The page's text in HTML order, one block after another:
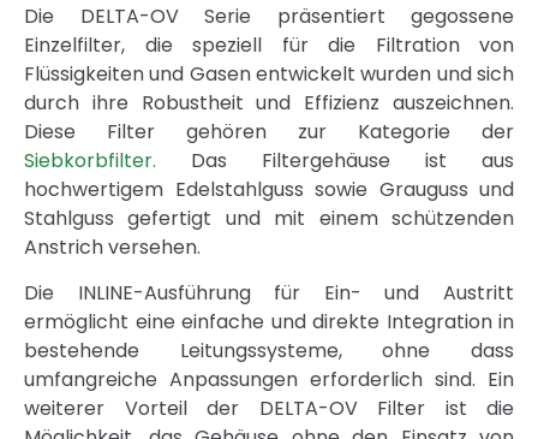
Die DELTA-OV Serie präsentiert gegossene
Einzelfilter, die speziell für die Filtration von
Flüssigkeiten und Gasen entwickelt wurden und sich
durch ihre Robustheit und Effizienz auszeichnen.
Diese Filter gehören zur Kategorie der
Siebkorbfilter. Das Filtergehäuse ist aus
hochwertigem Edelstahlguss sowie Grauguss und
Stahlguss gefertigt und mit einem schützenden
Anstrich versehen.
Die INLINE-Ausführung für Ein- und Austritt
ermöglicht eine einfache und direkte Integration in
bestehende Leitungssysteme, ohne dass
umfangreiche Anpassungen erforderlich sind. Ein
weiterer Vorteil der DELTA-OV Filter ist die